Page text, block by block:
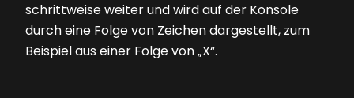
schrittweise weiter und wird auf der Konsole
durch eine Folge von Zeichen dargestellt, zum
Beispiel aus einer Folge von „X“.